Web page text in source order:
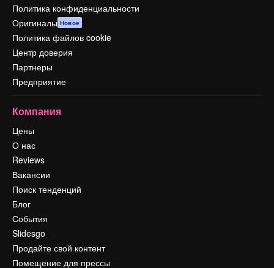
Политика конфиденциальности
Оригиналы Новое
Политика файлов cookie
Центр доверия
Партнеры
Предприятие
Компания
Цены
О нас
Reviews
Вакансии
Поиск тенденций
Блог
События
Slidesgo
Продайте свой контент
Помещение для прессы